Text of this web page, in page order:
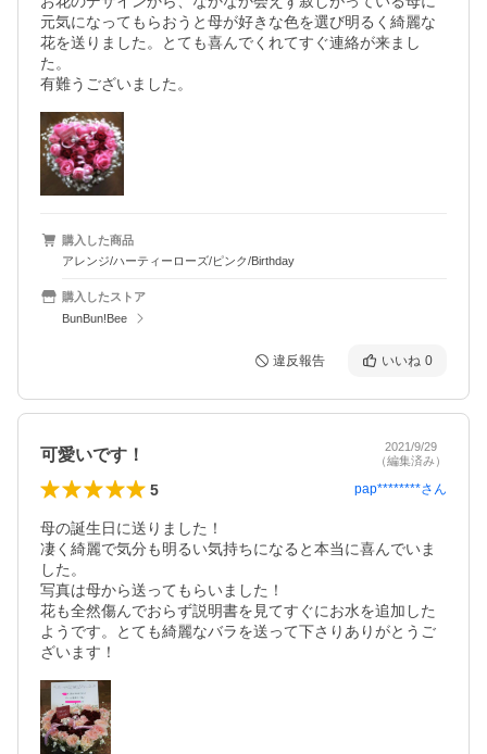
元気になってもらおうと母が好きな色を選び明るく綺麗な
花を送りました。とても喜んでくれてすぐ連絡が来まし
た。
有難うございました。
購入した商品
アレンジ/ハーティーローズ/ピンク/Birthday
購入したストア
BunBun!Bee
違反報告 いいね 0
可愛いです！
2021/9/29
（編集済み）
5 pap********さん
母の誕生日に送りました！
凄く綺麗で気分も明るい気持ちになると本当に喜んでいま
した。
写真は母から送ってもらいました！
花も全然傷んでおらず説明書を見てすぐにお水を追加した
ようです。とても綺麗なバラを送って下さりありがとうご
ざいます！